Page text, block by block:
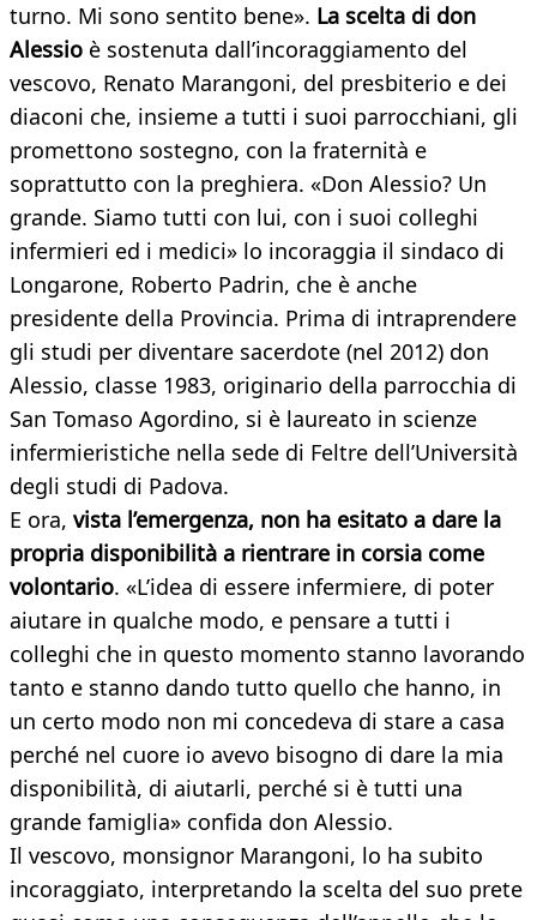
turno. Mi sono sentito bene». La scelta di don
Alessio è sostenuta dall’incoraggiamento del
vescovo, Renato Marangoni, del presbiterio e dei
diaconi che, insieme a tutti i suoi parrocchiani, gli
promettono sostegno, con la fraternità e
soprattutto con la preghiera. «Don Alessio? Un
grande. Siamo tutti con lui, con i suoi colleghi
infermieri ed i medici» lo incoraggia il sindaco di
Longarone, Roberto Padrin, che è anche
presidente della Provincia. Prima di intraprendere
gli studi per diventare sacerdote (nel 2012) don
Alessio, classe 1983, originario della parrocchia di
San Tomaso Agordino, si è laureato in scienze
infermieristiche nella sede di Feltre dell’Università
degli studi di Padova.
E ora, vista l’emergenza, non ha esitato a dare la
propria disponibilità a rientrare in corsia come
volontario. «L’idea di essere infermiere, di poter
aiutare in qualche modo, e pensare a tutti i
colleghi che in questo momento stanno lavorando
tanto e stanno dando tutto quello che hanno, in
un certo modo non mi concedeva di stare a casa
perché nel cuore io avevo bisogno di dare la mia
disponibilità, di aiutarli, perché si è tutti una
grande famiglia» confida don Alessio.
Il vescovo, monsignor Marangoni, lo ha subito
incoraggiato, interpretando la scelta del suo prete